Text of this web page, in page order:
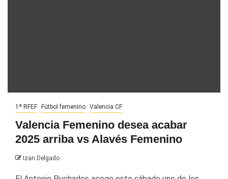
1ª RFEF Fútbol femenino Valencia CF
Valencia Femenino desea acabar
2025 arriba vs Alavés Femenino
Izan Delgado